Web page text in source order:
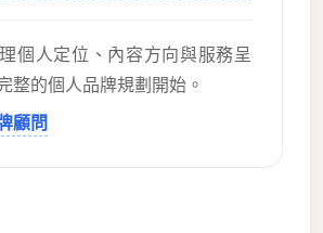
個人定位、內容方向與服務呈
整的個人品牌規劃開始。
顧問